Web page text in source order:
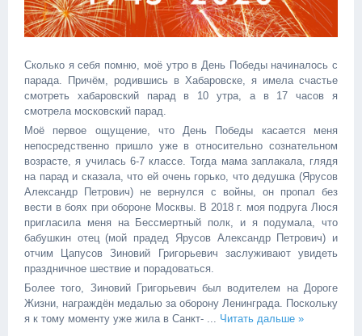
Сколько я себя помню, моё утро в День Победы начиналось с
парада. Причём, родившись в Хабаровске, я имела счастье
смотреть хабаровский парад в 10 утра, а в 17 часов я
смотрела московский парад.
Моё первое ощущение, что День Победы касается меня
непосредственно пришло уже в относительно сознательном
возрасте, я училась 6-7 классе. Тогда мама заплакала, глядя
на парад и сказала, что ей очень горько, что дедушка (Ярусов
Александр Петрович) не вернулся с войны, он пропал без
вести в боях при обороне Москвы. В 2018 г. моя подруга Люся
пригласила меня на Бессмертный полк, и я подумала, что
бабушкин отец (мой прадед Ярусов Александр Петрович) и
отчим Цапусов Зиновий Григорьевич заслуживают увидеть
праздничное шествие и порадоваться.
Более того, Зиновий Григорьевич был водителем на Дороге
Жизни, награждён медалью за оборону Ленинграда. Поскольку
я к тому моменту уже жила в Санкт- ... Читать дальше »